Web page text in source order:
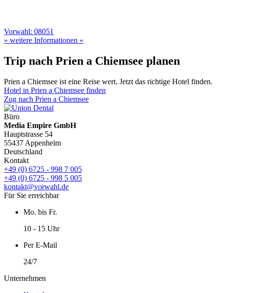
Vorwahl: 08051
» weitere Informationen «
Trip nach Prien a Chiemsee planen
Prien a Chiemsee ist eine Reise wert. Jetzt das richtige Hotel finden.
Hotel in Prien a Chiemsee finden
Zug nach Prien a Chiemsee
Büro
Media Empire GmbH
Hauptstrasse 54
55437 Appenheim
Deutschland
Kontakt
+49 (0) 6725 - 998 7 005
+49 (0) 6725 - 998 5 005
kontakt@vorwahl.de
Für Sie erreichbar
Mo. bis Fr.
10 - 15 Uhr
Per E-Mail
24/7
Unternehmen